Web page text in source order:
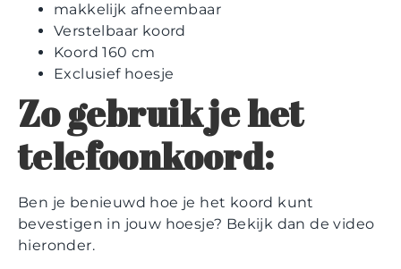
makkelijk afneembaar
Verstelbaar koord
Koord 160 cm
Exclusief hoesje
Zo gebruik je het
telefoonkoord:
Ben je benieuwd hoe je het koord kunt
bevestigen in jouw hoesje? Bekijk dan de video
hieronder.